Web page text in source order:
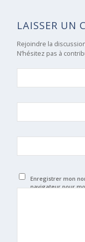
LAISSER UN
Rejoindre la
N’hésitez pas à
Enregistrer mon
navigateur pour